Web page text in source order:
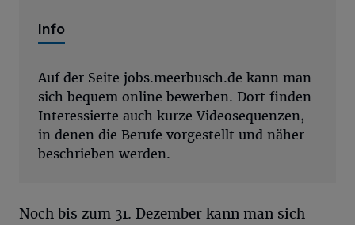
Info
Auf der Seite jobs.meerbusch.de kann man
sich bequem online bewerben. Dort finden
Interessierte auch kurze Videosequenzen,
in denen die Berufe vorgestellt und näher
beschrieben werden.
Noch bis zum 31. Dezember kann man sich